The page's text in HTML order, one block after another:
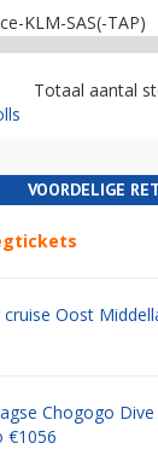
KLM-SAS(-TAP)
Totaal aantal
VOORDELIGE
cruise Oost
Chogogo
€1056